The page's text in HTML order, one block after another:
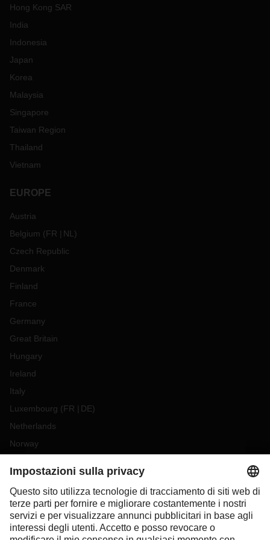
Hong Kong SAR
India
Indonesia
Japan
Korea
Malaysia
Singapore
Taiwan Region
Thailand
Vietnam
EUROPE
Austria
Belgium (FR NL )
Czech Republic
Denmark
Finland
France
Germany
Great Britain
Hungary
Ireland
Italy
Luxembourg (FR DE)
Netherlands
Norway
Portugal
Romania
Slovakia
Spain